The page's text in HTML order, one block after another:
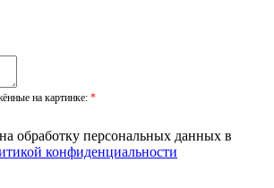
на картинке: *
на обработку персональных данных в
конфиденциальности